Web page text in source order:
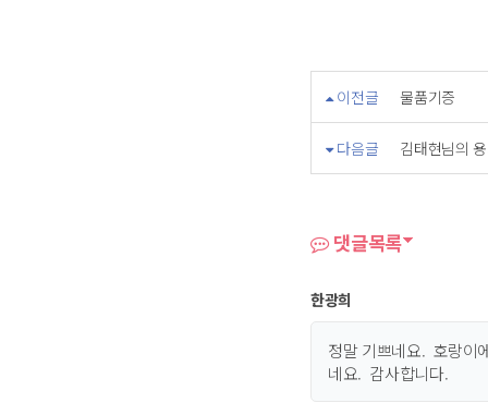
이전글 물품기증
다음글 김태현님의
댓글목록
한광희
정말 기쁘네요. 호랑이
네요. 감사합니다.